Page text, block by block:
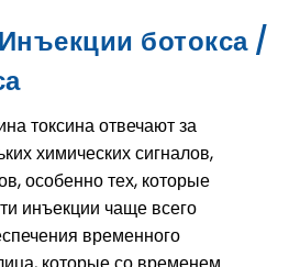
ботокса /
токсина отвечают за
химических сигналов,
особенно тех, которые
инъекции чаще всего
временного